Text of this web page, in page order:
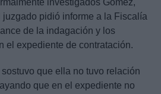
investigados Gómez,
juzgado pidió informe a la Fiscalía
de la indagación y los
el expediente de contratación.
sostuvo que ella no tuvo relación
que en el expediente no